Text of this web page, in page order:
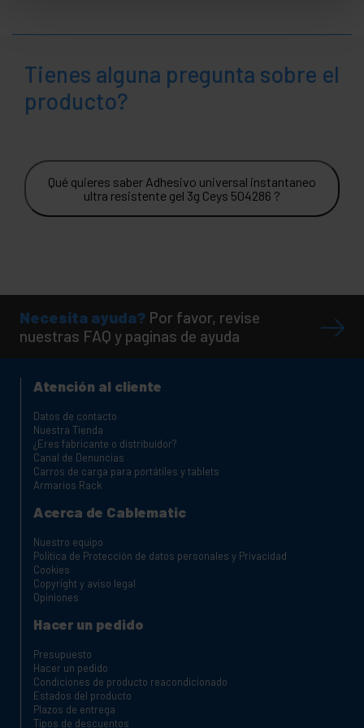
Tienes alguna pregunta sobre el
producto?
Qué quieres saber Adhesivo universal instantaneo
ultra resistente gel 3g Ceys 504286 ?
Necesita ayuda? Por favor, revise
nuestras FAQ y paginas de ayuda
Atención al cliente
Datos de contacto
Nuestra Tienda
¿Eres fabricante o distribuidor?
Canal de Denuncias
Carros de carga para portátiles y tablets
Armarios Rack
Acerca de Cablematic
Nuestro equipo
Política de Protección de datos personales y Privacidad
Cookies
Copyright y aviso legal
Opiniones
Hacer un pedido
Presupuesto
Hacer un pedido
Condiciones de producto reacondicionado
Estados del producto
Plazos de entrega
Tipos de descuentos